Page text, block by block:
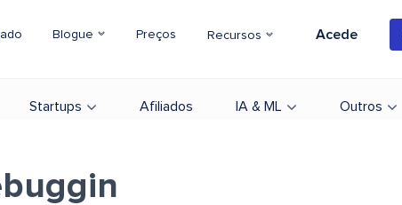
Blogue Preços Recursos Acede
Startups Afiliados IA & ML Outros